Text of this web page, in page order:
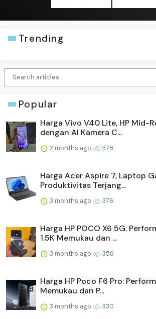
Trending
Popular
Harga Vivo V40 Lite, HP Mid-
dengan AI Kamera C...
2 months ago 378
Harga Acer Aspire 7, Laptop
Produktivitas Terjang...
3 months ago 376
Harga HP POCO X6 5G:
1.5K Memukau dan ...
3 months ago 356
Harga HP Poco F6 Pro:
Memukau dan P...
3 months ago 330